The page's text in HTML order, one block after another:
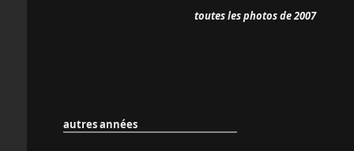
toutes les photos de 2007
autres années